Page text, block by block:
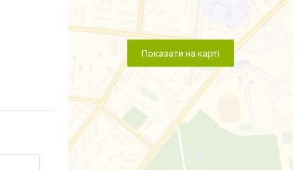
Показати на карті